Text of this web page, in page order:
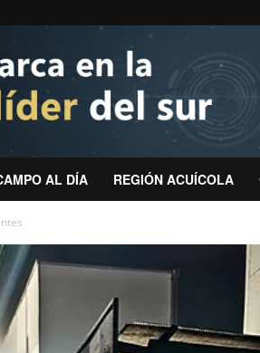
AL DÍA REGIÓN ACUÍCOLA